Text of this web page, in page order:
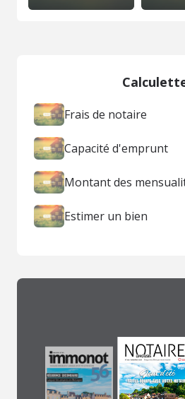
Frais de notaire
Capacité d'emprunt
Montant des
Estimer un bien